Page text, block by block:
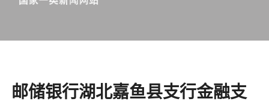
邮储银行湖北嘉鱼县支行金融支